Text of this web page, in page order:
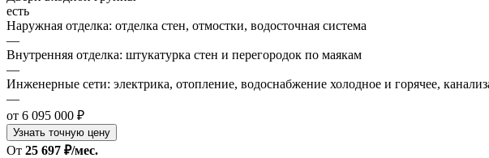
есть
Наружная отделка: отделка стен, отмостки, водосточная система
—
Внутренняя отделка: штукатурка стен и перегородок по маякам
—
Инженерные сети: электрика, отопление, водоснабжение холодное и горячее,
—
от 6 095 000 ₽
Узнать точную цену
От 25 697 ₽/мес.